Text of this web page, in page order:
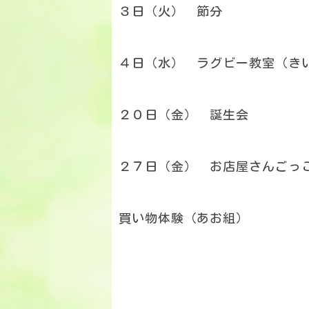
３日（火） 節分
４日（水） ラグビー教室（き
２０日（金） 誕生会
２７日（金） お店屋さんごっ
買い物体験（あお組）